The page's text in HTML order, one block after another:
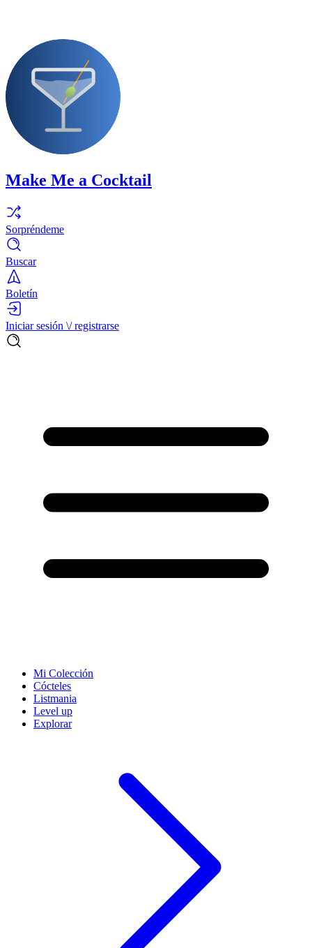
Make Me a Cocktail
Sorpréndeme
Buscar
Boletín
Iniciar sesión \/ registrarse
Mi Colección
Cócteles
Listmania
Level up
Explorar